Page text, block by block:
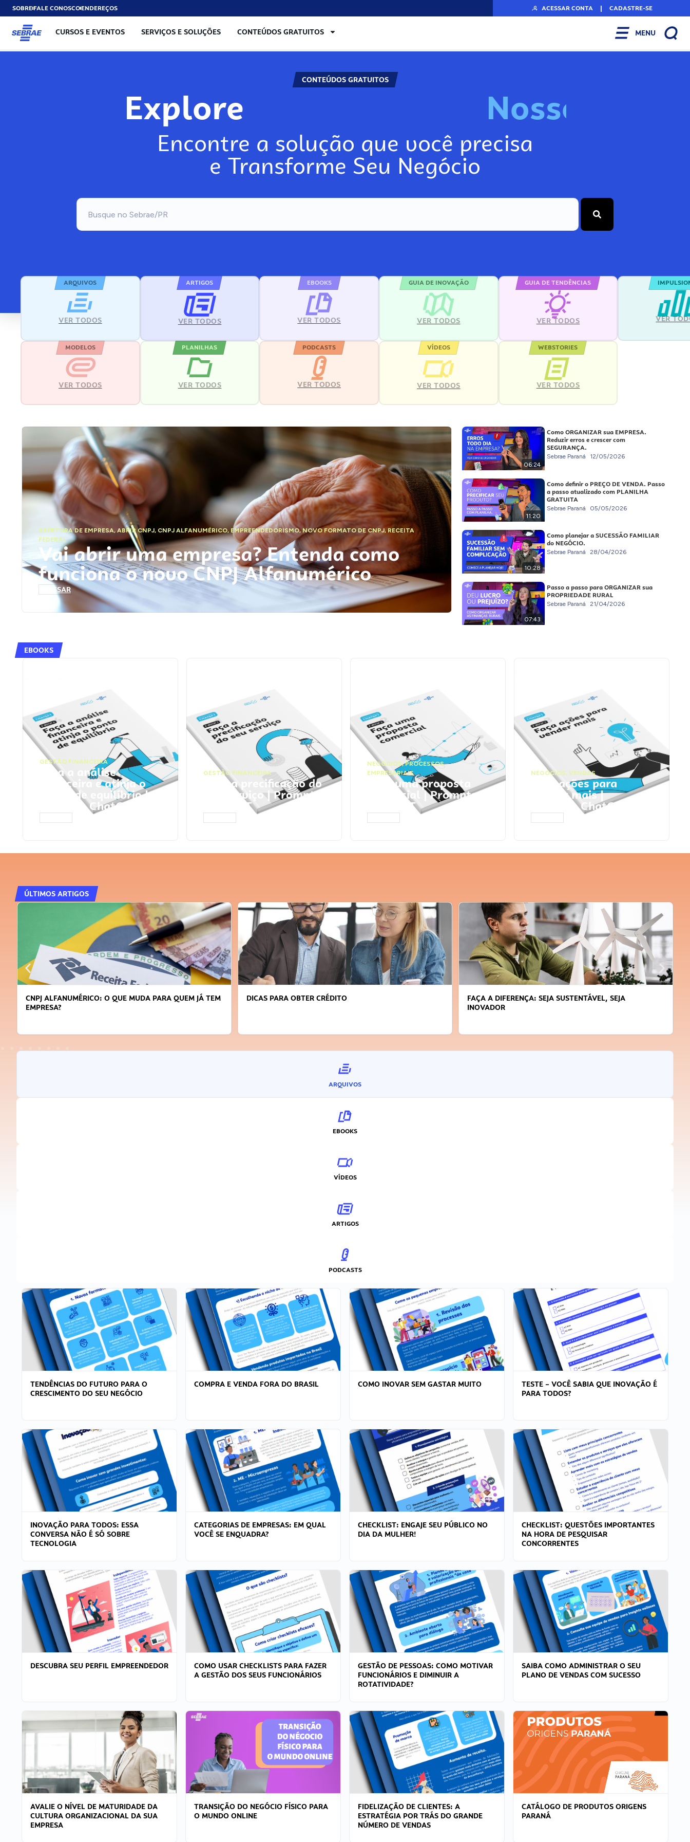
SOBREFALE CONOSCOENDEREÇOS ACESSAR CONTA | CADASTRE-SE
CURSOS E EVENTOS SERVIÇOS E SOLUÇÕES CONTEÚDOS GRATUITOS MENU
CONTEÚDOS GRATUITOS
Explore Nosso
Encontre a solução que você precisa
e Transforme Seu Negócio
ARQUIVOS
VER TODOS
ARTIGOS
VER TODOS
EBOOKS
VER TODOS
GUIA DE INOVAÇÃO
VER TODOS
GUIA DE TENDÊNCIAS
VER TODOS VER
MODELOS
VER TODOS
PLANILHAS
VER TODOS
PODCASTS
VER TODOS
VÍDEOS
VER TODOS
WEBSTORIES
VER TODOS
ABERTURA DE EMPRESA,ABRIR CNPJ, CNPJ ALFANUMÉRICO, EMPREENDEDORISMO,NOVO FORMATO DE CNPJ,RECEITA
FEDERAL
Vai abrir uma empresa? Entenda como
funciona o novo CNPJ Alfanumérico
ACESSAR
06:24
Como ORGANIZAR sua EMPRESA.
Reduzir erros e crescer com
SEGURANÇA.
Sebrae Paraná 12/05/2026
11:20
Como definir o PREÇO DE VENDA. Passo
a passo atualizado com PLANILHA
GRATUITA
Sebrae Paraná 05/05/2026
10:28
Como planejar a SUCESSÃO FAMILIAR
do NEGÓCIO.
Sebrae Paraná 28/04/2026
07:43
Passo a passo para ORGANIZAR sua
PROPRIEDADE RURAL
Sebrae Paraná 21/04/2026
EBOOKS
GESTÃO FINANCEIRA
Faça a análise
financeira e atinja o
ponto de equilíbrio |
Prompts ChatGPT
GESTÃO FINANCEIRA
Faça a precificação do
seu serviço | Prompts
ChatGPT
NEGÓCIOS,PROCESSOS
EMPRESARIAIS
Faça uma proposta
comercial | Prompts
ChatGPT
NEGÓCIOS, VENDAS
Faça ações para
vender mais |
Prompts ChatGPT
ÚLTIMOS ARTIGOS
CNPJ ALFANUMÉRICO: O QUE MUDA PARA QUEM JÁ TEM
EMPRESA?
DICAS PARA OBTER CRÉDITO
FAÇA A DIFERENÇA: SEJA SUSTENTÁVEL, SEJA
INOVADOR
ARQUIVOS
EBOOKS
VÍDEOS
ARTIGOS
PODCASTS
TENDÊNCIAS DO FUTURO PARA O
CRESCIMENTO DO SEU NEGÓCIO
COMPRA E VENDA FORA DO BRASIL COMO INOVAR SEM GASTAR MUITO
TESTE – VOCÊ SABIA QUE INOVAÇÃO É
PARA TODOS?
INOVAÇÃO PARA TODOS: ESSA
CONVERSA NÃO É SÓ SOBRE
TECNOLOGIA
CATEGORIAS DE EMPRESAS: EM QUAL
VOCÊ SE ENQUADRA?
CHECKLIST: ENGAJE SEU PÚBLICO NO
DIA DA MULHER!
CHECKLIST: QUESTÕES IMPORTANTES
NA HORA DE PESQUISAR
CONCORRENTES
DESCUBRA SEU PERFIL EMPREENDEDOR
COMO USAR CHECKLISTS PARA FAZER
A GESTÃO DOS SEUS FUNCIONÁRIOS
GESTÃO DE PESSOAS: COMO MOTIVAR
FUNCIONÁRIOS E DIMINUIR A
ROTATIVIDADE?
SAIBA COMO ADMINISTRAR O SEU
PLANO DE VENDAS COM SUCESSO
AVALIE O NÍVEL DE MATURIDADE DA
CULTURA ORGANIZACIONAL DA SUA
EMPRESA
TRANSIÇÃO DO NEGÓCIO FÍSICO PARA
O MUNDO ONLINE
FIDELIZAÇÃO DE CLIENTES: A
ESTRATÉGIA POR TRÁS DO GRANDE
NÚMERO DE VENDAS
CATÁLOGO DE PRODUTOS ORIGENS
PARANÁ